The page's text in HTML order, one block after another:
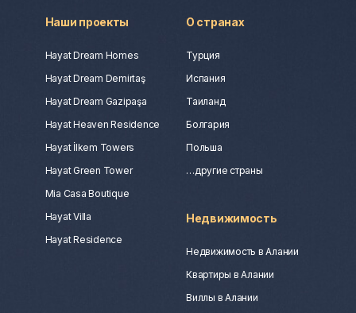
Наши проекты
Hayat Dream Homes
Hayat Dream Demirtaş
Hayat Dream Gazipaşa
Hayat Heaven Residence
Hayat İlkem Towers
Hayat Green Tower
Mia Casa Boutique
Hayat Villa
Hayat Residence
О странах
Турция
Испания
Таиланд
Болгария
Польша
…другие страны
Недвижимость
Недвижимость в Алании
Квартиры в Алании
Виллы в Алании